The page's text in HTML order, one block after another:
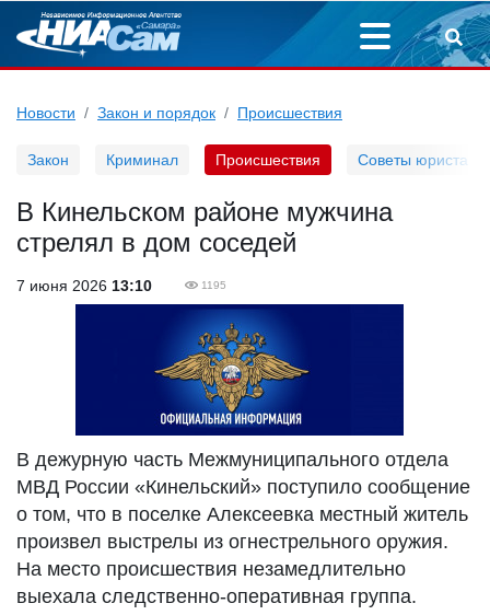
Новости Закон и порядок Происшествия
Закон Криминал Происшествия Советы юриста
В Кинельском районе мужчина
стрелял в дом соседей
7 июня 2026 13:10 1195
В дежурную часть Межмуниципального отдела
МВД России «Кинельский» поступило сообщение
о том, что в поселке Алексеевка местный житель
произвел выстрелы из огнестрельного оружия.
На место происшествия незамедлительно
выехала следственно-оперативная группа.